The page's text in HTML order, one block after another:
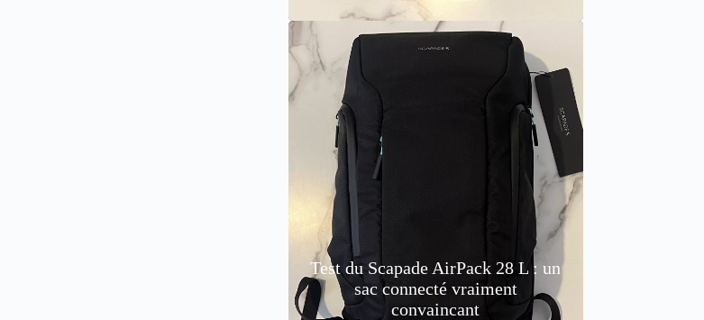
Test du Scapade AirPack 28 L : un
sac connecté vraiment
convaincant